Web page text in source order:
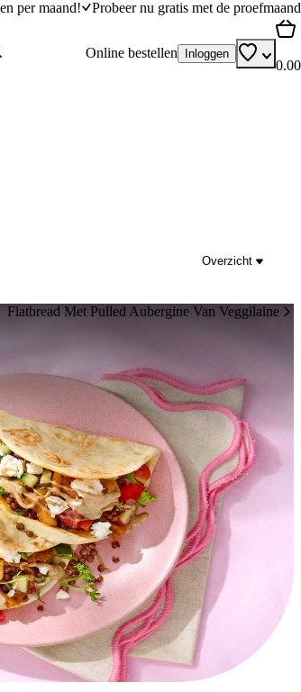
per maand! Probeer nu gratis met de proefmaand
Online bestellen Inloggen
0.00
Overzicht
Flatbread Met Pulled Aubergine Van Veggilaine